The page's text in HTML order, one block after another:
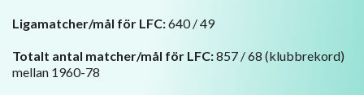
Ligamatcher/mål för LFC:640 / 49
Totalt antal matcher/mål för LFC:857 / 68 (klubbrekord)
mellan 1960-78